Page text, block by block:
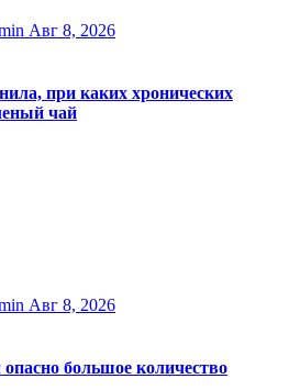
Авг 8, 2026
при каких хронических
чай
Авг 8, 2026
большое количество